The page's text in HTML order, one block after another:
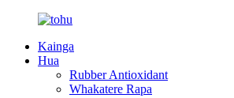
Kainga
Hua
Rubber Antioxidant
Whakatere Rapa